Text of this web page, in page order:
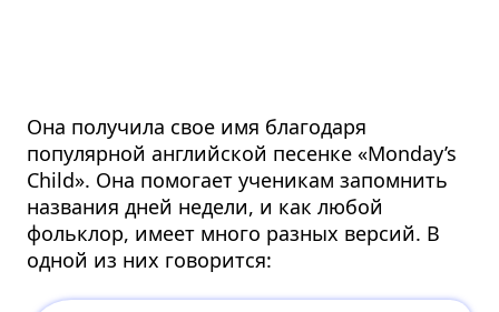
Она получила свое имя благодаря
популярной английской песенке «Monday’s
Child». Она помогает ученикам запомнить
названия дней недели, и как любой
фольклор, имеет много разных версий. В
одной из них говорится: